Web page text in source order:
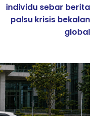
individu sebar berita
palsu krisis bekalan
global